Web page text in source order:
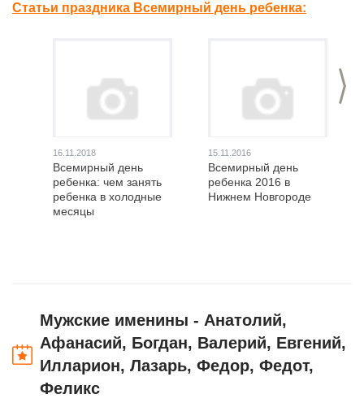
Статьи праздника Всемирный день ребенка:
>
16.11.2018
Всемирный день
ребенка: чем занять
ребенка в холодные
месяцы
15.11.2016
Всемирный день
ребенка 2016 в
Нижнем Новгороде
Мужские именины - Анатолий,
Афанасий, Богдан, Валерий, Евгений,
Илларион, Лазарь, Федор, Федот,
Феликс